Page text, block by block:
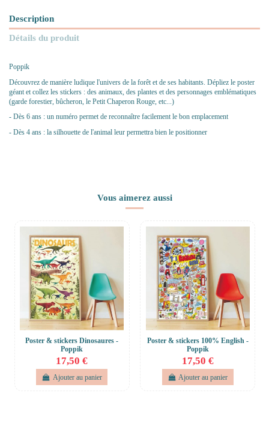
Description
Détails du produit
Poppik
Découvrez de manière ludique l'univers de la forêt et de ses habitants. Dépliez le poster
géant et collez les stickers : des animaux, des plantes et des personnages emblématiques
(garde forestier, bûcheron, le Petit Chaperon Rouge, etc...)
- Dès 6 ans : un numéro permet de reconnaître facilement le bon emplacement
- Dès 4 ans : la silhouette de l'animal leur permettra bien le positionner
Vous aimerez aussi
Poster & stickers Dinosaures -
Poppik
17,50 €
Ajouter au panier
Poster & stickers 100% English -
Poppik
17,50 €
Ajouter au panier